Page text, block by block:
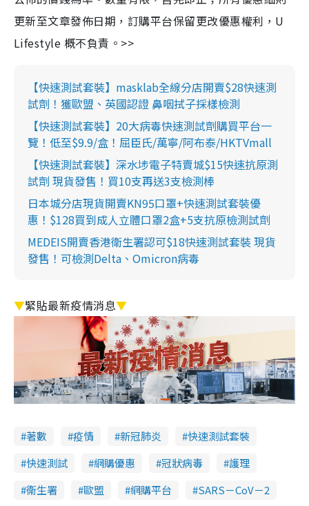
更新至文章發佈日期，訂購平台保留更改優惠權利，U
Lifestyle 概不負責。>>
【快速測試套裝】masklab全線分店開賣$28快速測
試劑！獲歐盟、英國認證 鼻咽拭子採樣檢測
【快速測試套裝】20大病毒快速測試劑購買平台一
覽！低至$9.9/盒！屈臣氏/萬寧/阿布泰/HKTVmall
【快速測試套裝】深水埗電子特賣城$15快速抗原測
試劑 現貨發售！買10支再送3支檢測棒
日本城分店現貨開賣KN95口罩+快速測試套裝優
惠！$128買到成人立體口罩2盒+5支抗原檢測試劑
MEDEIS開賣香港衛生署認可$18快速測試套裝 現貨
發售！可檢測Delta、Omicron病毒
▼緊貼最新疫情消息▼
著數 疫情 新冠肺炎
快速測試套裝
快速測試
網購優惠 冠狀病毒
護理
衞生署
歐盟 網購平台 SARS－CoV－2